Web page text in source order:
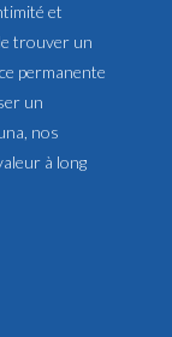
et
trouver un
permanente
un
nos
à long